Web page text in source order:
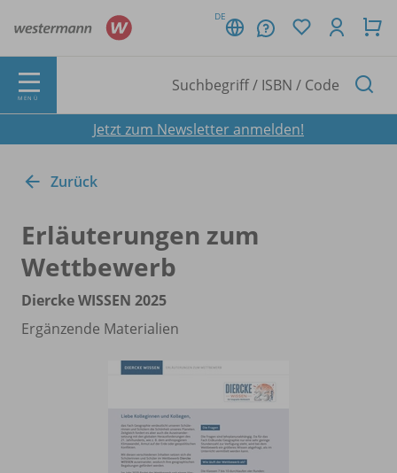
DE
MENÜ
Jetzt zum Newsletter anmelden!
Zurück
Erläuterungen zum
Wettbewerb
Diercke WISSEN 2025
Ergänzende Materialien